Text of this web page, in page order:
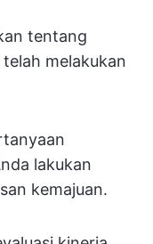
tentang
melakukan
lakukan
kemajuan.